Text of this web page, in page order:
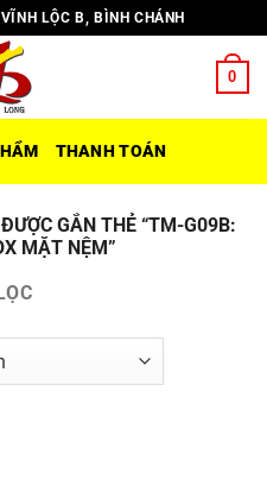
LỘC B, BÌNH CHÁNH
0
THANH TOÁN
GẮN THẺ “TM-G09B:
MẶT NỆM”